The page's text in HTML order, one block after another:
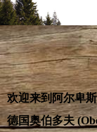
欢迎来到阿尔卑
德国奥伯多夫